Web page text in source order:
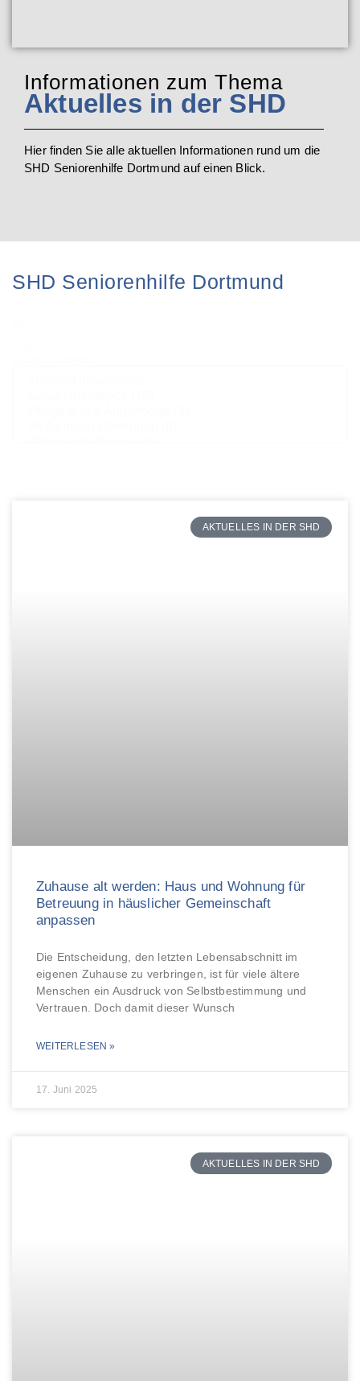
Informationen zum Thema
Aktuelles in der SHD
Hier finden Sie alle aktuellen Informationen rund um die
SHD Seniorenhilfe Dortmund auf einen Blick.
SHD Seniorenhilfe Dortmund
AKTUELLES IN DER SHD
Zuhause alt werden: Haus und Wohnung für
Betreuung in häuslicher Gemeinschaft
anpassen
Die Entscheidung, den letzten Lebensabschnitt im
eigenen Zuhause zu verbringen, ist für viele ältere
Menschen ein Ausdruck von Selbstbestimmung und
Vertrauen. Doch damit dieser Wunsch
WEITERLESEN »
17. Juni 2025
AKTUELLES IN DER SHD